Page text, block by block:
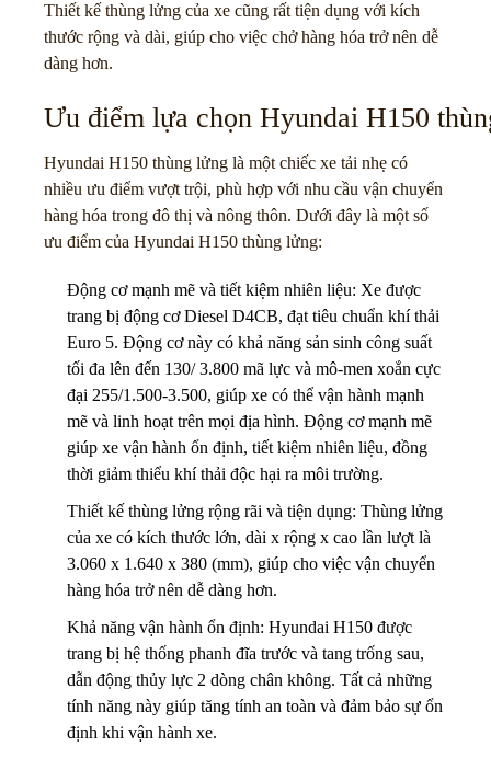
Thiết kế thùng lửng của xe cũng rất tiện dụng với kích
thước rộng và dài, giúp cho việc chở hàng hóa trở nên dễ
dàng hơn.
Ưu điểm lựa chọn Hyundai H150
Hyundai H150 thùng lửng là một chiếc xe tải nhẹ có
nhiều ưu điểm vượt trội, phù hợp với nhu cầu vận chuyển
hàng hóa trong đô thị và nông thôn. Dưới đây là một số
ưu điểm của Hyundai H150 thùng lửng:
Động cơ mạnh mẽ và tiết kiệm nhiên liệu: Xe được
trang bị động cơ Diesel D4CB, đạt tiêu chuẩn khí thải
Euro 5. Động cơ này có khả năng sản sinh công suất
tối đa lên đến 130/ 3.800 mã lực và mô-men xoắn cực
đại 255/1.500-3.500, giúp xe có thể vận hành mạnh
mẽ và linh hoạt trên mọi địa hình. Động cơ mạnh mẽ
giúp xe vận hành ổn định, tiết kiệm nhiên liệu, đồng
thời giảm thiểu khí thải độc hại ra môi trường.
Thiết kế thùng lửng rộng rãi và tiện dụng: Thùng lửng
của xe có kích thước lớn, dài x rộng x cao lần lượt là
3.060 x 1.640 x 380 (mm), giúp cho việc vận chuyển
hàng hóa trở nên dễ dàng hơn.
Khả năng vận hành ổn định: Hyundai H150 được
trang bị hệ thống phanh đĩa trước và tang trống sau,
dẫn động thủy lực 2 dòng chân không. Tất cả những
tính năng này giúp tăng tính an toàn và đảm bảo sự ổn
định khi vận hành xe.